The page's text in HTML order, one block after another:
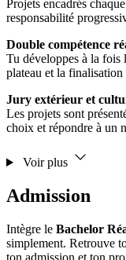
Projets encadrés
responsabilité
Double compétence
Tu développes à la fois
plateau et la
Jury extérieur et
Les projets sont
choix et répondre à un
Voir plus
Admission
Intègre le Bachelor
simplement. Retrouve
ton admission et ton